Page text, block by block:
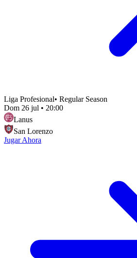
Liga Profesional• Regular Season
Dom 26 jul • 20:00
Lanus
San Lorenzo
Jugar Ahora